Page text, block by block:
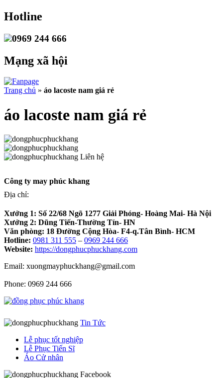
Hotline
0969 244 666
Mạng xã hội
Trang chủ » áo lacoste nam giá rẻ
áo lacoste nam giá rẻ
Liên hệ
Công ty may phúc khang
Địa chỉ:
Xưởng 1: Số 22/68 Ngõ 1277 Giải Phóng- Hoàng Mai- Hà Nội
Xưởng 2: Dũng Tiến-Thường Tín- HN
Văn phòng: 18 Đường Cộng Hòa- F4-q.Tân Bình- HCM
Hotline: 0981 311 555 – 0969 244 666
Website: https://dongphucphuckhang.com
Email: xuongmayphuckhang@gmail.com
Phone: 0969 244 666
Tin Tức
Lễ phục tốt nghiệp
Lễ Phục Tiến Sĩ
Áo Cử nhân
Facebook